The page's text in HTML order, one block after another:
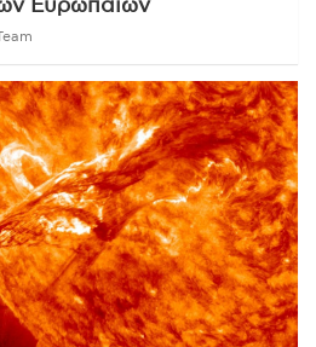
Ευρωπαίων